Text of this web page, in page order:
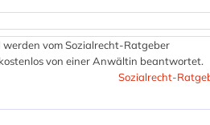
vom Sozialrecht-Ratgeber
von einer Anwältin beantwortet.
Sozialrecht-